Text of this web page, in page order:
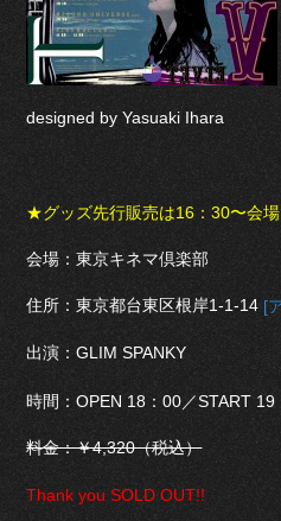
designed by Yasuaki Ihara
★グッズ先行販売は16：30〜会
会場：東京キネマ倶楽部
住所：東京都台東区根岸1-1-14 [
出演：GLIM SPANKY
時間：OPEN 18：00／START 19
料金：￥4,320（税込）
Thank you SOLD OUT!!